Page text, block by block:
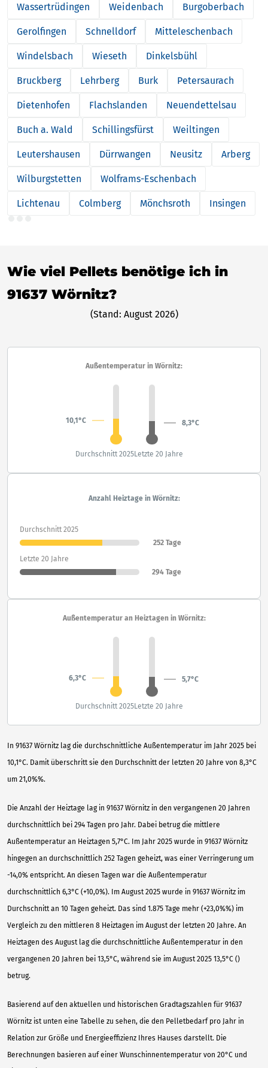
Wassertrüdingen Weidenbach Burgoberbach
Gerolfingen Schnelldorf Mitteleschenbach
Windelsbach Wieseth Dinkelsbühl
Bruckberg Lehrberg Burk Petersaurach
Dietenhofen Flachslanden Neuendettelsau
Buch a. Wald Schillingsfürst Weiltingen
Leutershausen Dürrwangen Neusitz Arberg
Wilburgstetten Wolframs-Eschenbach
Lichtenau Colmberg Mönchsroth Insingen
Wie viel Pellets benötige ich in
91637 Wörnitz?
(Stand: August 2026)
In 91637 Wörnitz lag die durchschnittliche Außentemperatur im Jahr 2025 bei
10,1°C. Damit überschritt sie den Durchschnitt der letzten 20 Jahre von 8,3°C
um 21,0%%.
Die Anzahl der Heiztage lag in 91637 Wörnitz in den vergangenen 20 Jahren
durchschnittlich bei 294 Tagen pro Jahr. Dabei betrug die mittlere
Außentemperatur an Heiztagen 5,7°C. Im Jahr 2025 wurde in 91637 Wörnitz
hingegen an durchschnittlich 252 Tagen geheizt, was einer Verringerung um
-14,0% entspricht. An diesen Tagen war die Außentemperatur
durchschnittlich 6,3°C (+10,0%). Im August 2025 wurde in 91637 Wörnitz im
Durchschnitt an 10 Tagen geheizt. Das sind 1.875 Tage mehr (+23,0%%) im
Vergleich zu den mittleren 8 Heiztagen im August der letzten 20 Jahre. An
Heiztagen des August lag die durchschnittliche Außentemperatur in den
vergangenen 20 Jahren bei 13,5°C, während sie im August 2025 13,5°C ()
betrug.
Basierend auf den aktuellen und historischen Gradtagszahlen für 91637
Wörnitz ist unten eine Tabelle zu sehen, die den Pelletbedarf pro Jahr in
Relation zur Größe und Energieeffizienz Ihres Hauses darstellt. Die
Berechnungen basieren auf einer Wunschinnentemperatur von 20°C und
Außentemperatur in Wörnitz:
10,1°C 8,3°C
Durchschnitt 2025Letzte 20 Jahre
Anzahl Heiztage in Wörnitz:
Durchschnitt 2025
252 Tage
Letzte 20 Jahre
294 Tage
Außentemperatur an Heiztagen in Wörnitz:
6,3°C 5,7°C
Durchschnitt 2025Letzte 20 Jahre